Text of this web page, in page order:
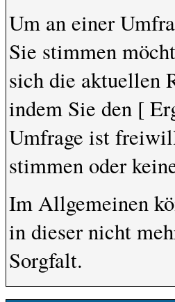
Um an einer
Sie stimmen
sich die aktuellen
indem Sie den [
Umfrage ist
stimmen oder
Im Allgemeinen
in dieser nicht
Sorgfalt.